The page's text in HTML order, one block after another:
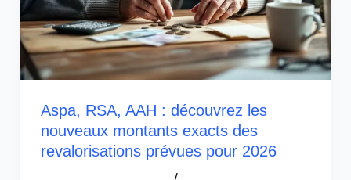
Aspa, RSA, AAH : découvrez les
nouveaux montants exacts des
revalorisations prévues pour 2026